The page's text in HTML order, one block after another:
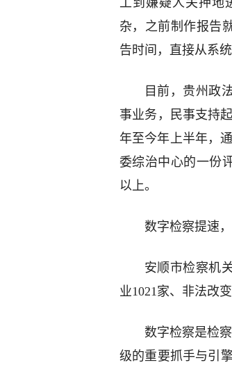
工到嫌疑人关押地
杂，之前制作报告
告时间，直接从系
目前，贵州政
事业务，民事支持
年至今年上半年，
委综治中心的一份
以上。
数字检察提速
安顺市检察机
业1021家、非法改
数字检察是检
级的重要抓手与引